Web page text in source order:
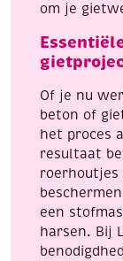
om je
Of je nu
beton of
het proces
resultaat
roerhoutjes
een
harsen. Bij